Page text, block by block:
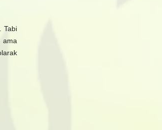
Tabi
ama